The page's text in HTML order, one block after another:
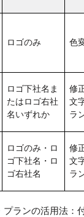
ロゴのみ 色
ロゴ下社名ま
たはロゴ右社
名いずれか
修
文
ラ
ロゴのみ・ロ
ゴ下社名・ロ
ゴ右社名
修
文
ラ
ランの活用法：